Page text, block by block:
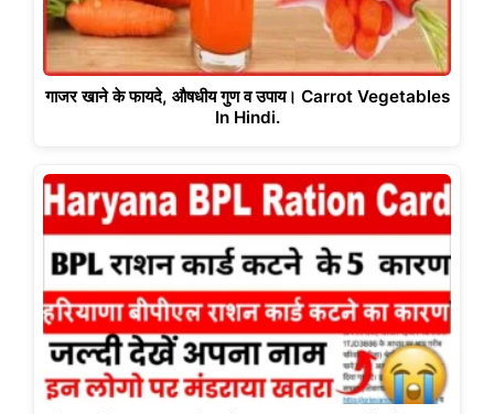
गाजर खाने के फायदे, औषधीय गुण व उपाय। Carrot Vegetables
In Hindi.